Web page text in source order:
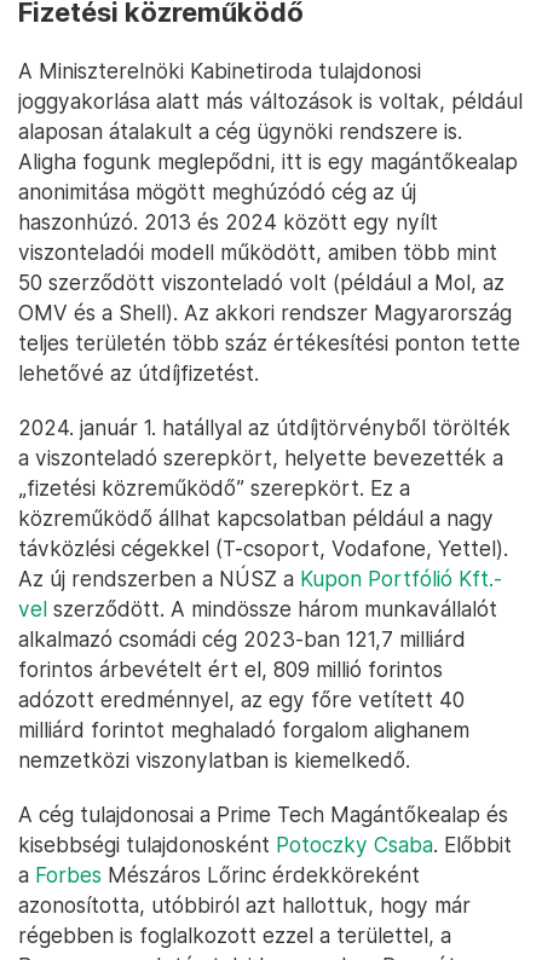
központjában 2019. május 7-én – Fotó: Kovács Tamás / MTI
Ezt ki kell deríteni, de amire viszont ilyenkor nagyon
kell figyelni, meséli egy forrásunk, hogy ne essen
vissza a rendszámok felismerésének aránya, illetve
zökkenőmentes legyen a rendszer több egyéb
eleme is, például az úgynevezett figyelmeztető
elektronikus levelek kiküldése. Ilyen leveleket küld
ki a szolgáltató, ha az úthasználó nem megfelelő
jegyet vett a járművére.
Fizetési közreműködő
joggyakorlása alatt más változások is voltak, például
alaposan átalakult a cég ügynöki rendszere is.
Aligha fogunk meglepődni, itt is egy magántőkealap
anonimitása mögött meghúzódó cég az új
haszonhúzó. 2013 és 2024 között egy nyílt
viszonteladói modell működött, amiben több mint
50 szerződött viszonteladó volt (például a Mol, az
OMV és a Shell). Az akkori rendszer Magyarország
teljes területén több száz értékesítési ponton tette
lehetővé az útdíjfizetést.
2024. január 1. hatállyal az útdíjtörvényből törölték
„fizetési közreműködő” szerepkört. Ez a
közreműködő állhat kapcsolatban például a nagy
távközlési cégekkel (T-csoport, Vodafone, Yettel).
Az új rendszerben a NÚSZ aKupon Portfólió Kft.-
velszerződött. A mindössze három munkavállalót